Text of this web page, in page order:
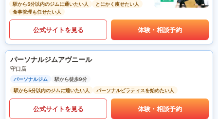
駅から5分以内のジムに通いたい人
とにかく痩せたい人
食事管理も任せたい人
公式サイトを見る 体験・相談予約
パーソナルジムアヴニール
守口店
パーソナルジム
駅から徒歩9分
駅から5分以内のジムに通いたい人
パーソナルピラティスを始めたい人
公式サイトを見る 体験・相談予約